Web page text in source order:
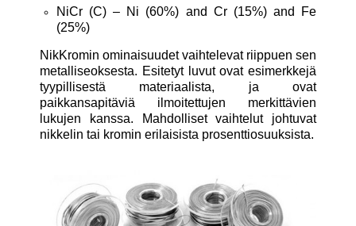
NiCr (C) – Ni (60%) and Cr (15%) and Fe
(25%)
NikKromin ominaisuudet vaihtelevat riippuen sen
metalliseoksesta. Esitetyt luvut ovat esimerkkejä
tyypillisestä materiaalista, ja ovat
paikkansapitäviä ilmoitettujen merkittävien
lukujen kanssa. Mahdolliset vaihtelut johtuvat
nikkelin tai kromin erilaisista prosenttiosuuksista.